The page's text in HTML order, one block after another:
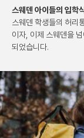
스웨덴 아이들의 입학
스웨덴 학생들의 허리
이자, 이제 스웨덴을
되었습니다.